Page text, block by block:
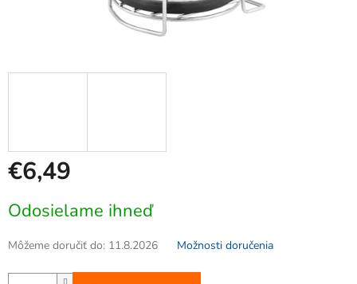
€6,49
cena:
Odosielame ihneď
Môžeme doručiť do: 11.8.2026 Možnosti doručenia